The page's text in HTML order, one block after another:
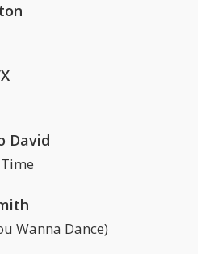
David
Wanna Dance)